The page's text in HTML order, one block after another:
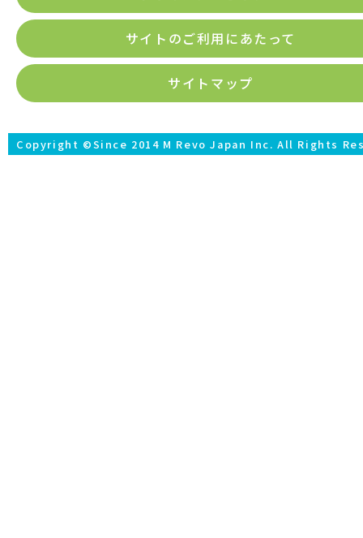
サイトのご利用にあたって
サイトマップ
Copyright ©Since 2014 M Revo Japan Inc. All Rights